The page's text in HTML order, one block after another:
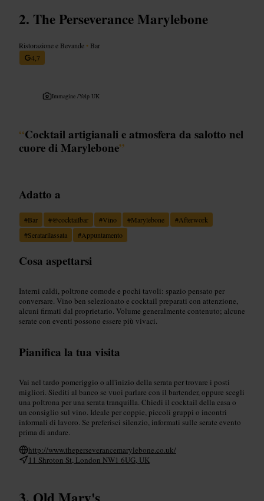
The Perseverance Marylebone
Ristorazione e Bevande • Bar
4,7
Immagine /Yelp UK
“Cocktail artigianali e atmosfera da salotto nel
cuore di Marylebone”
Adatto a
#Bar #@cocktailbar #Vino #Marylebone #Afterwork
#Seratarilassata #Appuntamento
Cosa aspettarsi
Interni caldi, poltrone comode e pochi tavoli: spazio pensato per
conversare. Vino ben selezionato e cocktail preparati con attenzione,
alcuni firmati dal proprietario. Volume generalmente contenuto; alcune
serate con eventi possono essere più vivaci.
Pianifica la tua visita
Vai nel tardo pomeriggio o all'inizio della serata per trovare i posti
migliori. Siediti al banco se vuoi parlare con il bartender, oppure scegli
una poltrona per una serata tranquilla. Chiedi il cocktail della casa o
un consiglio sul vino. Ideale per coppie, piccoli gruppi o incontri
informali di lavoro. Se preferisci silenzio, informati sulle serate evento
prima di andare.
http://www.theperseverancemarylebone.co.uk/
11 Shroton St, London NW1 6UG, UK